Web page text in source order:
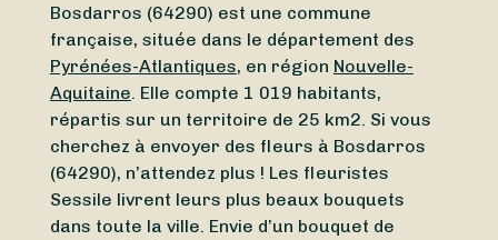
Bosdarros (64290) est une commune
française, située dans le département des
Pyrénées-Atlantiques, en région Nouvelle-
Aquitaine. Elle compte 1 019 habitants,
répartis sur un territoire de 25 km2. Si vous
cherchez à envoyer des fleurs à Bosdarros
(64290), n’attendez plus ! Les fleuristes
Sessile livrent leurs plus beaux bouquets
dans toute la ville. Envie d’un bouquet de